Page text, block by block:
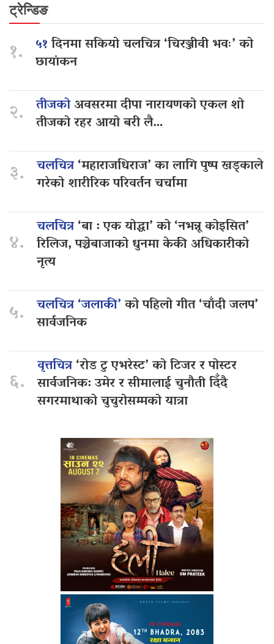
ट्रेन्डिङ
१. ५१दिनमा सकियो चलचित्र ‘चिरञ्जीवी भवः’ को
छायांकन
२. तीजकोअवसरमा दीपा नारायणको एकल शो
तीजको रहर आयो बरी लै…
३. चलचित्र‘महाराजधिराज’ का लागि पुष्प खड्काले
गरेको शारीरिक परिवर्तन चर्चामा
४.
चलचित्र‘बा : एक योद्धा’ को ‘नभन्नू कोइसित’
रिलिज, पञ्चेबाजाको धुनमा केकी अधिकारीको
नृत्य
५. चलचित्र ‘जलाकी’को पहिलो गीत ‘चाँदी जलप’
सार्वजनिक
६.
वृत्तचित्र‘रोड टु एभरेस्ट’ को टिजर र पोस्टर
सार्वजनिक: उमेर र सीमालाई चुनौती दिँदै
सगरमाथाको चुचुरोसम्मको यात्रा